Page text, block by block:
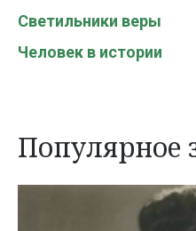
Светильники веры
Человек в истории
Популярное